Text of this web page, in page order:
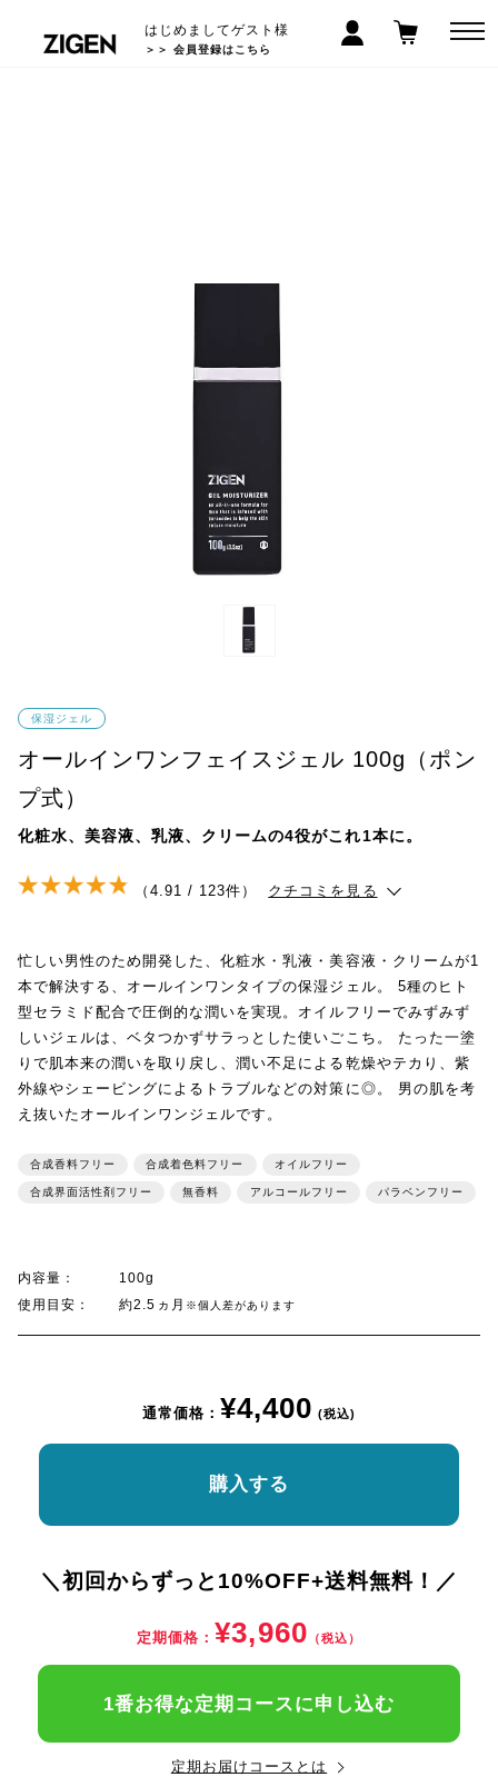
はじめましてゲスト様
＞＞ 会員登録はこちら
保湿ジェル
オールインワンフェイスジェル 100g（ポン
プ式）
化粧水、美容液、乳液、クリームの4役がこれ1本に。
（4.91 / 123件） クチコミを見る
忙しい男性のため開発した、化粧水・乳液・美容液・クリームが1
本で解決する、オールインワンタイプの保湿ジェル。 5種のヒト
型セラミド配合で圧倒的な潤いを実現。オイルフリーでみずみず
しいジェルは、ベタつかずサラっとした使いごこち。 たった一塗
りで肌本来の潤いを取り戻し、潤い不足による乾燥やテカり、紫
外線やシェービングによるトラブルなどの対策に◎。 男の肌を考
え抜いたオールインワンジェルです。
合成香料フリー 合成着色料フリー オイルフリー
合成界面活性剤フリー 無香料 アルコールフリー パラベンフリー
内容量：
100g
使用目安：
約2.5ヵ月 ※個人差があります
通常価格： ¥4,400 (税込)
購入する
＼初回からずっと10%OFF+送料無料！／
定期価格： ¥3,960 （税込）
1番お得な定期コースに申し込む
定期お届けコースとは